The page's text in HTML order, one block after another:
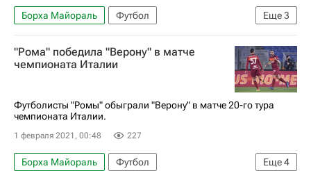
Еще3
Борха Майораль
Футбол
Серия А 2026-2027 (Чемпионат Италии по футболу)
Рома
Болонья
"Рома" победила "Верону" в матче
чемпионата Италии
Футболисты "Ромы" обыграли "Верону" в матче 20-го тура
чемпионата Италии.
1 февраля 2021, 00:48 227
Еще4
Борха Майораль Футбол